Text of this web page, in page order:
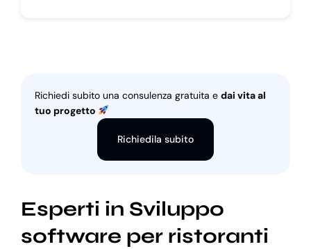
Richiedi subito una consulenza gratuita e dai vita al
tuo progetto
Richiedila subito
Esperti in Sviluppo
software per ristoranti